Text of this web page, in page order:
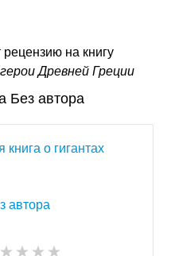
на книгу
Древней Греции
Без автора
книга о гигантах
автора